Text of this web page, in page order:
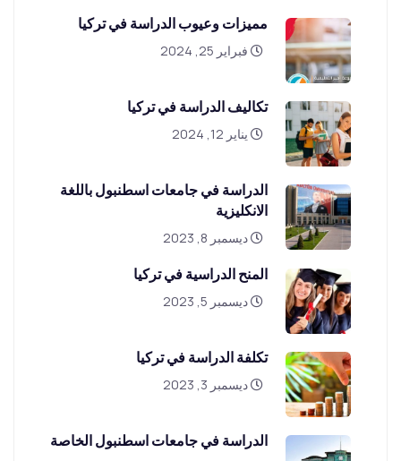
مميزات وعيوب الدراسة في تركيا
فبراير 25, 2024
تكاليف الدراسة في تركيا
يناير 12, 2024
الدراسة في جامعات اسطنبول باللغة
الانكليزية
ديسمبر 8, 2023
المنح الدراسية في تركيا
ديسمبر 5, 2023
تكلفة الدراسة في تركيا
ديسمبر 3, 2023
الدراسة في جامعات اسطنبول الخاصة